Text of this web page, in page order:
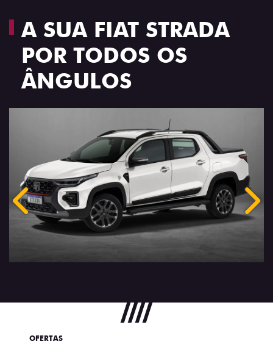
A SUA FIAT STRADA
POR TODOS OS
ÂNGULOS
Anterior
OFERTAS